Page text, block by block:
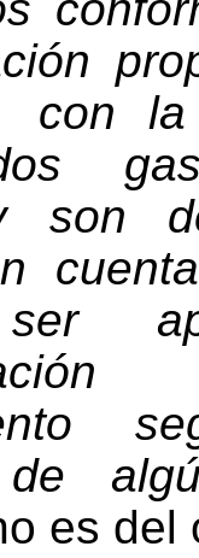
con
son
de
es del